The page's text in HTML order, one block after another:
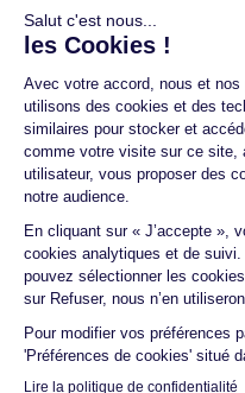
Un crédit vous
Vérifiez vos capacités
Aucun versement, de
peut être exigé d'un
d'un ou
© 2026 Guide du